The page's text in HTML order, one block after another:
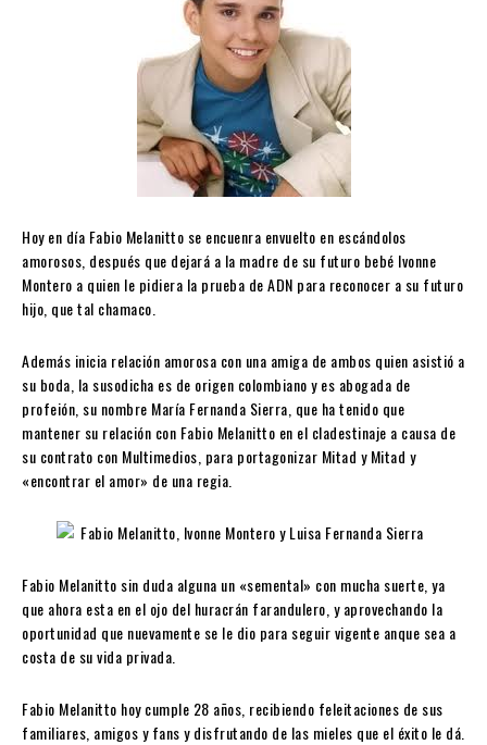
Hoy en día Fabio Melanitto se encuenra envuelto en escándolos
amorosos, después que dejará a la madre de su futuro bebé Ivonne
Montero a quien le pidiera la prueba de ADN para reconocer a su futuro
hijo, que tal chamaco.
Además inicia relación amorosa con una amiga de ambos quien asistió a
su boda, la susodicha es de origen colombiano y es abogada de
profeión, su nombre María Fernanda Sierra, que ha tenido que
mantener su relación con Fabio Melanitto en el cladestinaje a causa de
su contrato con Multimedios, para portagonizar Mitad y Mitad y
«encontrar el amor» de una regia.
Fabio Melanitto sin duda alguna un «semental» con mucha suerte, ya
que ahora esta en el ojo del huracrán farandulero, y aprovechando la
oportunidad que nuevamente se le dio para seguir vigente anque sea a
costa de su vida privada.
Fabio Melanitto hoy cumple 28 años, recibiendo feleitaciones de sus
familiares, amigos y fans y disfrutando de las mieles que el éxito le dá.